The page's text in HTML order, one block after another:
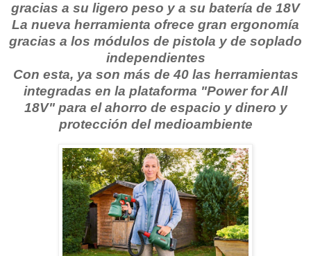
gracias a su ligero peso y a su batería de 18V
La nueva herramienta ofrece gran ergonomía
gracias a los módulos de pistola y de soplado
independientes
Con esta, ya son más de 40 las herramientas
integradas en la plataforma "Power for All
18V" para el ahorro de espacio y dinero y
protección del medioambiente